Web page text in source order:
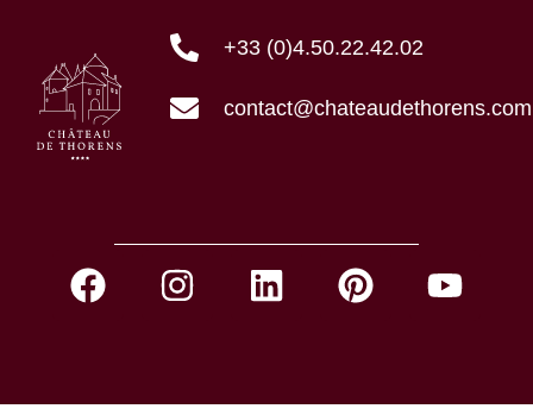
+33 (0)4.50.22.42.02
contact@chateaudethorens.com